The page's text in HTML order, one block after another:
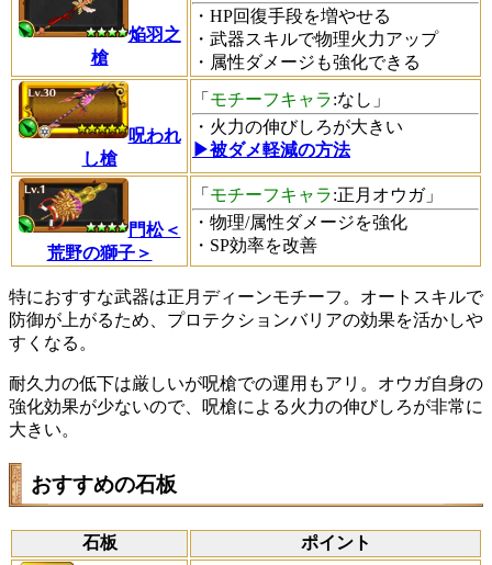
焔羽之
槍
・HP回復手段を増やせる
・武器スキルで物理火力アップ
・属性ダメージも強化できる
呪われ
し槍
「 モチーフキャラ:なし」
・火力の伸びしろが大きい
▶被ダメ軽減の方法
門松＜
荒野の獅子＞
「 モチーフキャラ:正月オウガ」
・物理/属性ダメージを強化
・SP効率を改善
特におすすな武器は正月ディーンモチーフ。オートスキルで
防御が上がるため、プロテクションバリアの効果を活かしや
すくなる。
耐久力の低下は厳しいが呪槍での運用もアリ。オウガ自身の
強化効果が少ないので、呪槍による火力の伸びしろが非常に
大きい。
おすすめの石板
石板 ポイント